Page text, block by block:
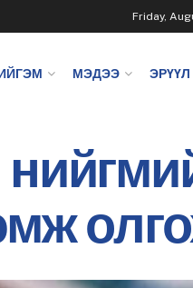
Friday,
МЭДЭЭ